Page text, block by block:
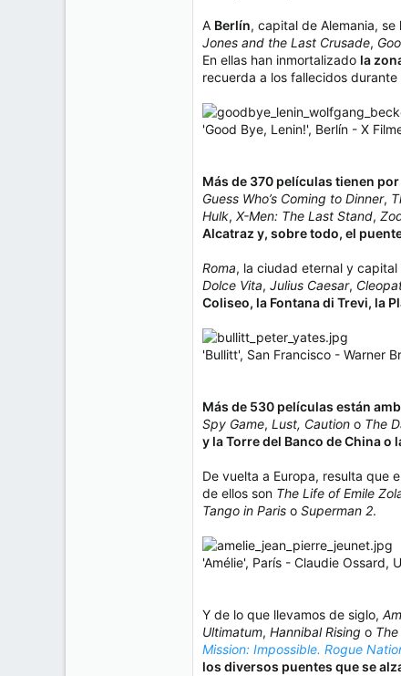
A Berlín, capital de Alemania, se
Jones and the Last Crusade,
En ellas han inmortalizado la
recuerda a los fallecidos
'Good Bye, Lenin!', Berlín - X
Más de 370 películas tienen
Guess Who’s Coming to Dinner,
Hulk, X-Men: The Last Stand,
Alcatraz y, sobre todo, el
Roma, la ciudad eternal y
Dolce Vita, Julius Caesar,
Coliseo, la Fontana di Trevi, la
'Bullitt', San Francisco - Warner
Más de 530 películas están
Spy Game, Lust, Caution o The
y la Torre del Banco de China
De vuelta a Europa, resulta que
de ellos son The Life of Emile
Tango in Paris o Superman 2.
'Amélie', París - Claudie Ossard,
Y de lo que llevamos de siglo,
Ultimatum, Hannibal Rising o
Mission: Impossible. Rogue
los diversos puentes que se